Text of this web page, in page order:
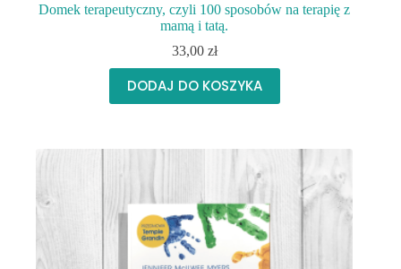
Domek terapeutyczny, czyli 100 sposobów na terapię z
mamą i tatą.
33,00 zł
DODAJ DO KOSZYKA